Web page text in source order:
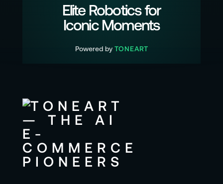
Elite Robotics for
Iconic Moments
Powered by TONEART